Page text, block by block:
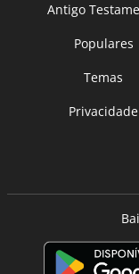
Antigo
Populares
Temas
Privacidade